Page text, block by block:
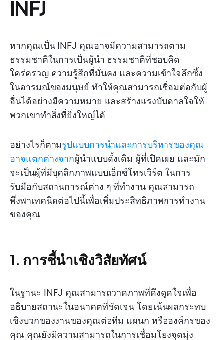
INFJ
หากคุณเป็น INFJ คุณอาจมีความสามารถตาม
ธรรมชาติในการเป็นผู้นำ ธรรมชาติที่ชอบคิด
ใคร่ครวญ ความรู้สึกที่มั่นคง และความเข้าใจลึกซึ้ง
ในอารมณ์ของมนุษย์ ทำให้คุณสามารถเชื่อมต่อกับผู้
อื่นได้อย่างมีความหมาย และสร้างแรงบันดาลใจให้
พวกเขาทำสิ่งที่ยิ่งใหญ่ได้
อย่างไรก็ตามรูปแบบการนำและการบริหารของคุณ
อาจแตกต่างจากผู้นำแบบดั้งเดิม ผู้ที่เปิดเผย และมัก
จะเป็นผู้ที่มีบุคลิกภาพแบบเอ็กซ์โทรเวิร์ต ในการ
รับมือกับสถานการณ์ต่าง ๆ ที่ทำงาน คุณสามารถ
พึ่งพาเทคนิคต่อไปนี้เพื่อเพิ่มประสิทธิภาพการทำงาน
ของคุณ
1. การชี้นำเชิงวิสัยทัศน์
ในฐานะ INFJ คุณสามารถวาดภาพที่ดึงดูดใจเพื่อ
อธิบายสถานะในอนาคตที่ชัดเจน โดยเน้นผลกระทบ
เชิงบวกของงานของคุณต่อทีม แผนก หรือองค์กรของ
คุณ คุณยังมีความสามารถในการเชื่อมโยงจุดมุ่ง